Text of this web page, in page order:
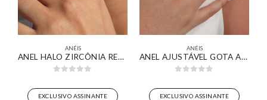
ANÉIS
ANEL HALO ZIRCÔNIA RETANGULAR ESMERALDA BANHADO EM OURO 18K
EXCLUSIVO ASSINANTE
ANÉIS
ANEL AJUSTÁVEL GOTA ASSIMÉTRICA BANHADO EM OURO 18K
EXCLUSIVO ASSINANTE